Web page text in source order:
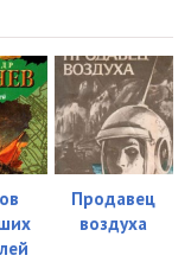
Продавец
воздуха